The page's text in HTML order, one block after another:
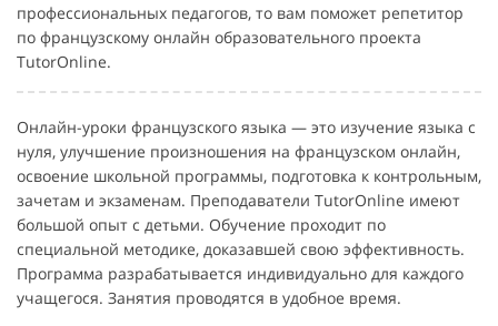
профессиональных педагогов, то вам поможет репетитор
по французскому онлайн образовательного проекта
TutorOnline.
Онлайн-уроки французского языка — это изучение языка с
нуля, улучшение произношения на французском онлайн,
освоение школьной программы, подготовка к контрольным,
зачетам и экзаменам. Преподаватели TutorOnline имеют
большой опыт с детьми. Обучение проходит по
специальной методике, доказавшей свою эффективность.
Программа разрабатывается индивидуально для каждого
учащегося. Занятия проводятся в удобное время.